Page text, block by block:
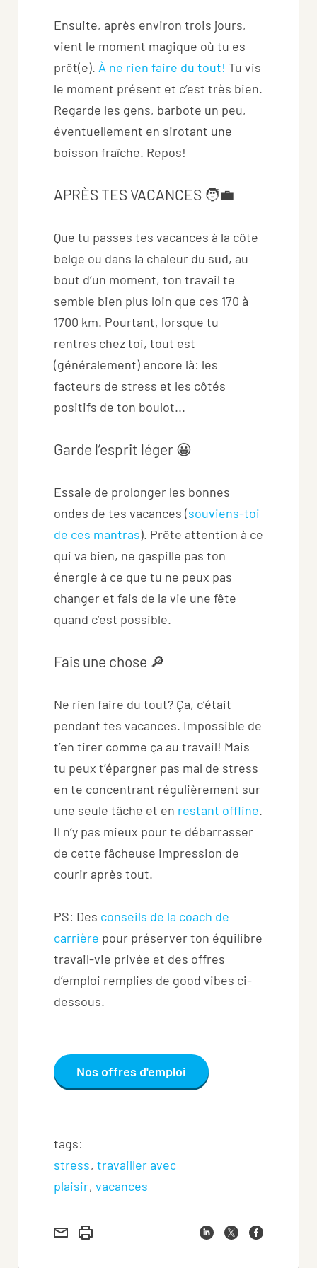
Ensuite, après environ trois jours,
vient le moment magique où tu es
prêt(e). À ne rien faire du tout! Tu vis
le moment présent et c’est très bien.
Regarde les gens, barbote un peu,
éventuellement en sirotant une
boisson fraîche. Repos!
APRÈS TES VACANCES 🧑‍💼
Que tu passes tes vacances à la côte
belge ou dans la chaleur du sud, au
bout d’un moment, ton travail te
semble bien plus loin que ces 170 à
1700 km. Pourtant, lorsque tu
rentres chez toi, tout est
(généralement) encore là: les
facteurs de stress et les côtés
positifs de ton boulot...
Garde l’esprit léger 😀
Essaie de prolonger les bonnes
ondes de tes vacances (souviens-toi
de ces mantras). Prête attention à ce
qui va bien, ne gaspille pas ton
énergie à ce que tu ne peux pas
changer et fais de la vie une fête
quand c’est possible.
Fais une chose 🔎
Ne rien faire du tout? Ça, c’était
pendant tes vacances. Impossible de
t’en tirer comme ça au travail! Mais
tu peux t’épargner pas mal de stress
en te concentrant régulièrement sur
une seule tâche et en restant offline.
Il n’y pas mieux pour te débarrasser
de cette fâcheuse impression de
courir après tout.
PS: Des conseils de la coach de
carrière pour préserver ton équilibre
travail-vie privée et des offres
d’emploi remplies de good vibes ci-
dessous.
Nos offres d'emploi
tags:
stress travailler avec
plaisir vacances